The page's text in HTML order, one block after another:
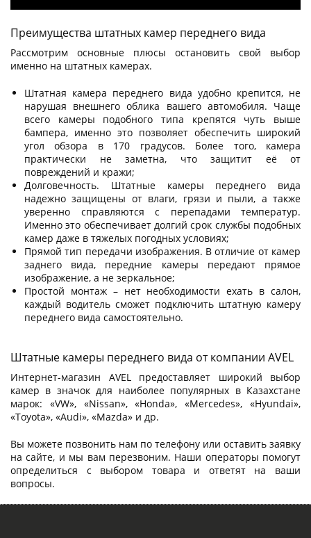
Преимущества штатных камер переднего вида
Рассмотрим основные плюсы остановить свой выбор
именно на штатных камерах.
Штатная камера переднего вида удобно крепится, не
нарушая внешнего облика вашего автомобиля. Чаще
всего камеры подобного типа крепятся чуть выше
бампера, именно это позволяет обеспечить широкий
угол обзора в 170 градусов. Более того, камера
практически не заметна, что защитит её от
повреждений и кражи;
Долговечность. Штатные камеры переднего вида
надежно защищены от влаги, грязи и пыли, а также
уверенно справляются с перепадами температур.
Именно это обеспечивает долгий срок службы подобных
камер даже в тяжелых погодных условиях;
Прямой тип передачи изображения. В отличие от камер
заднего вида, передние камеры передают прямое
изображение, а не зеркальное;
Простой монтаж – нет необходимости ехать в салон,
каждый водитель сможет подключить штатную камеру
переднего вида самостоятельно.
Штатные камеры переднего вида от компании AVEL
Интернет-магазин AVEL предоставляет широкий выбор
камер в значок для наиболее популярных в Казахстане
марок: «VW», «Nissan», «Honda», «Mercedes», «Hyundai»,
«Toyota», «Audi», «Mazda» и др.
Вы можете позвонить нам по телефону или оставить заявку
на сайте, и мы вам перезвоним. Наши операторы помогут
определиться с выбором товара и ответят на ваши
вопросы.